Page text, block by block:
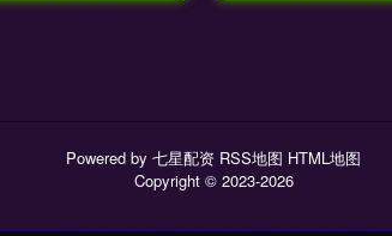
Powered by 七星配资 RSS地图 HTML地图
Copyright © 2023-2026